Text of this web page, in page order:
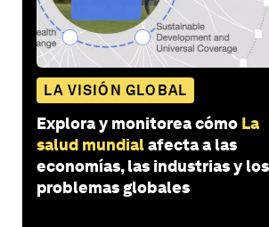
LA VISIÓN GLOBAL
Explora y monitorea cómo La
salud mundialafecta a las
economías, las industrias y los
problemas globales